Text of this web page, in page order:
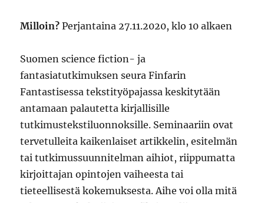
Milloin? Perjantaina 27.11.2020, klo 10 alkaen
Suomen science fiction- ja
fantasiatutkimuksen seura Finfarin
Fantastisessa tekstityöpajassa keskitytään
antamaan palautetta kirjallisille
tutkimustekstiluonnoksille. Seminaariin ovat
tervetulleita kaikenlaiset artikkelin, esitelmän
tai tutkimussuunnitelman aihiot, riippumatta
kirjoittajan opintojen vaiheesta tai
tieteellisestä kokemuksesta. Aihe voi olla mitä